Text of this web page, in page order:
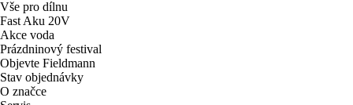
Vše pro dílnu
Fast Aku 20V
Akce voda
Prázdninový festival
Objevte Fieldmann
Stav objednávky
O značce